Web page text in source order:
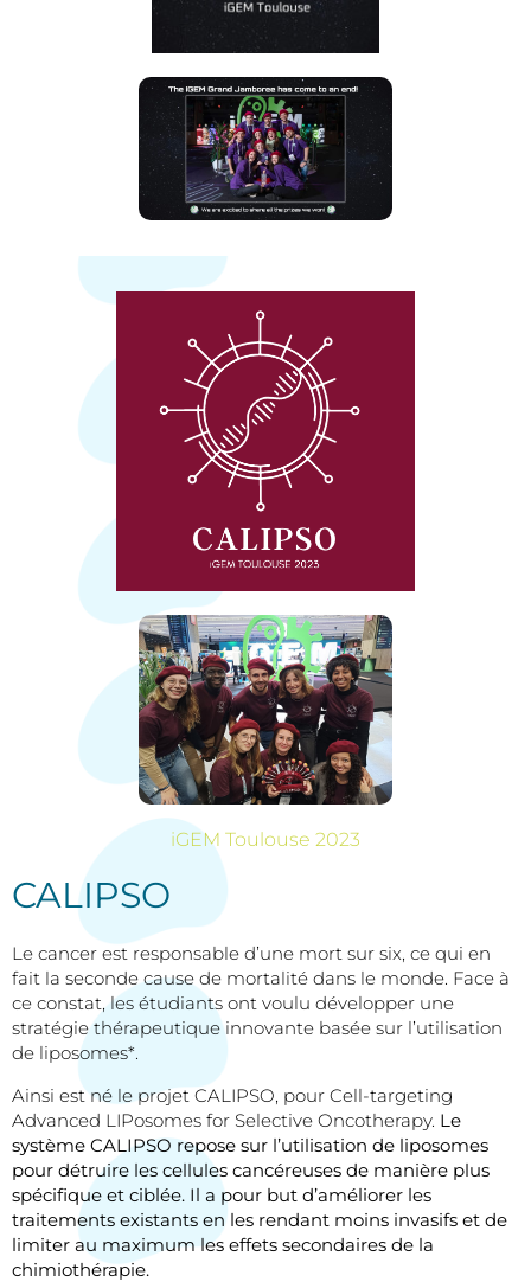
iGEM Toulouse 2023
CALIPSO
Le cancer est responsable d’une mort sur six, ce qui en
fait la seconde cause de mortalité dans le monde. Face à
ce constat, les étudiants ont voulu développer une
stratégie thérapeutique innovante basée sur l’utilisation
de liposomes*.
Ainsi est né le projet CALIPSO, pour Cell-targeting
Advanced LIPosomes for Selective Oncotherapy. Le
système CALIPSO repose sur l’utilisation de liposomes
pour détruire les cellules cancéreuses de manière plus
spécifique et ciblée. Il a pour but d’améliorer les
traitements existants en les rendant moins invasifs et de
limiter au maximum les effets secondaires de la
chimiothérapie.